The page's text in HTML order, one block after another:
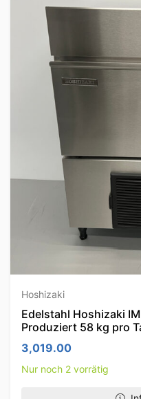
Hoshizaki
Edelstahl Hoshizaki
Produziert 58 kg pro
3,019.00
Nur noch 2 vorrätig